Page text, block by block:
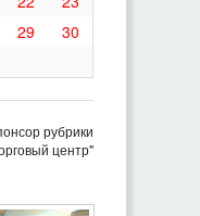
29
30
рубрики
центр"